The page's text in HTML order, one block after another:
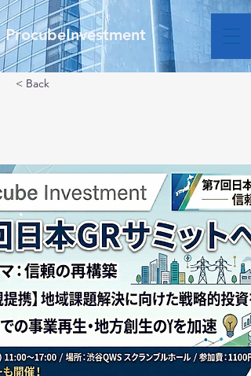
ProcubeInvestment
< Back